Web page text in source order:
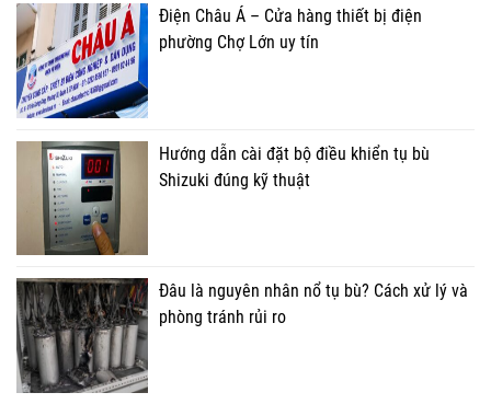
Điện Châu Á – Cửa hàng thiết bị điện
phường Chợ Lớn uy tín
Hướng dẫn cài đặt bộ điều khiển tụ bù
Shizuki đúng kỹ thuật
Đâu là nguyên nhân nổ tụ bù? Cách xử lý và
phòng tránh rủi ro